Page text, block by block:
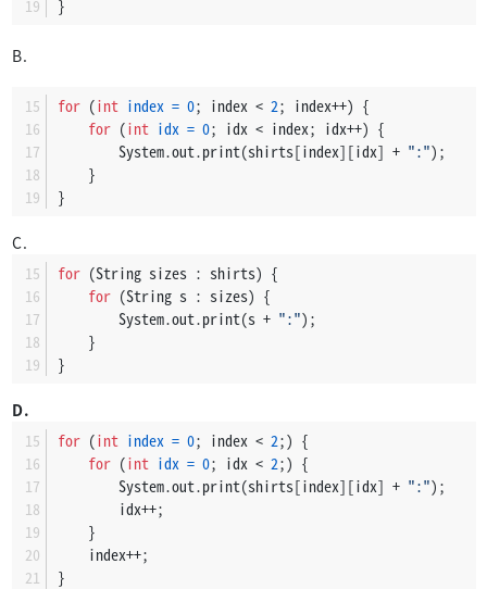
}
B.
for (int index = 0; index < 2; index++) {
for (int idx = 0; idx < index; idx++) {
        System.out.print(shirts[index][idx] +
":");
    }
}
C.
for (String sizes : shirts) {
for (String s : sizes) {
        System.out.print(s +
":");
    }
}
D.
for (int index = 0; index < 2;) {
for (int idx = 0; idx < 2;) {
        System.out.print(shirts[index][idx] +
":");
        idx++;
    }
    index++;
}